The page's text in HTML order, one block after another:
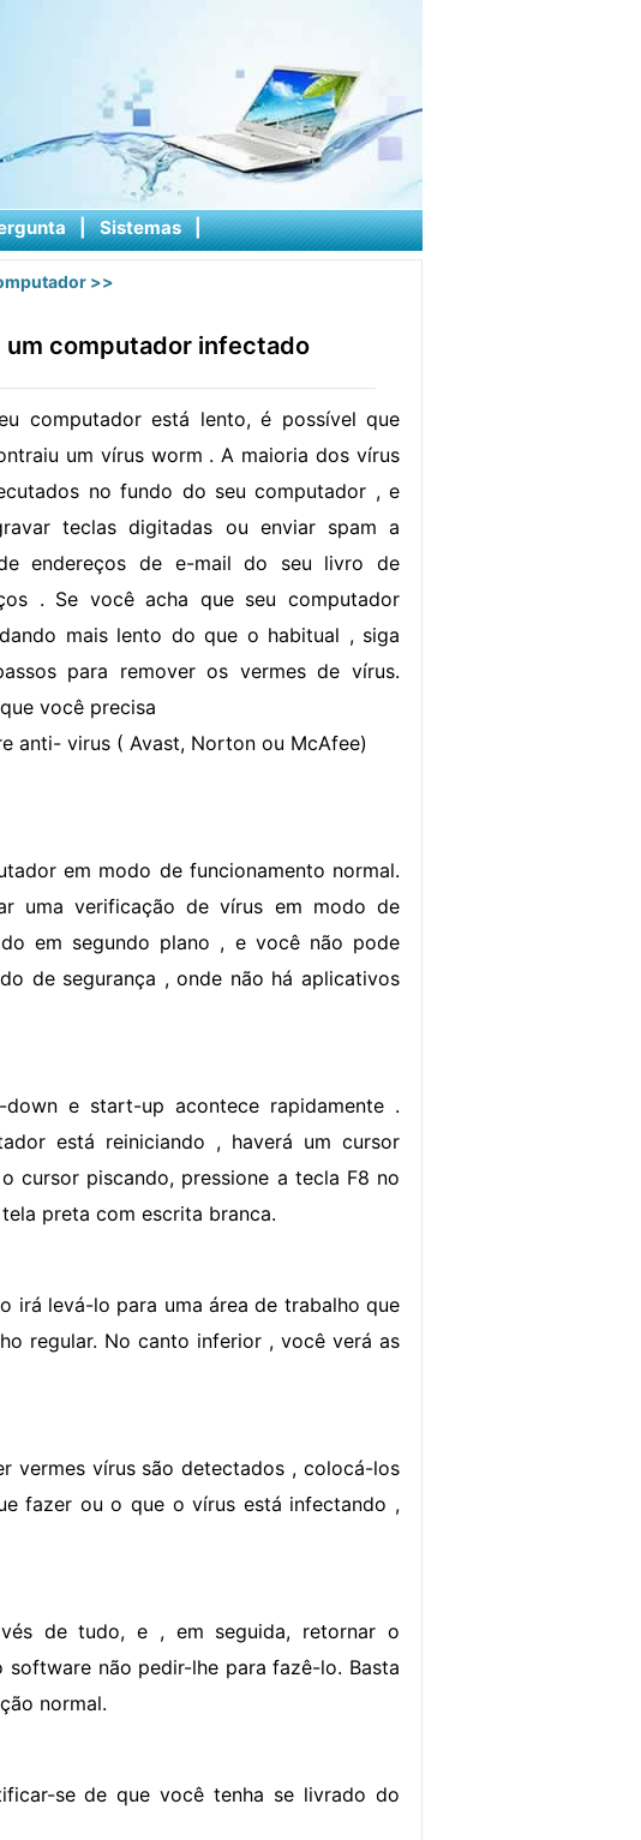
| Sistemas |
>>
um computador infectado
computador está lento, é possível que
um vírus worm . A maioria dos vírus
no fundo do seu computador , e
teclas digitadas ou enviar spam a
endereços de e-mail do seu livro de
. Se você acha que seu computador
mais lento do que o habitual , siga
para remover os vermes de vírus.
você precisa
anti- virus ( Avast, Norton ou McAfee)
em modo de funcionamento normal.
uma verificação de vírus em modo de
em segundo plano , e você não pode
de segurança , onde não há aplicativos
e start-up acontece rapidamente .
está reiniciando , haverá um cursor
cursor piscando, pressione a tecla F8 no
preta com escrita branca.
irá levá-lo para uma área de trabalho que
regular. No canto inferior , você verá as
vermes vírus são detectados , colocá-los
fazer ou o que o vírus está infectando ,
de tudo, e , em seguida, retornar o
não pedir-lhe para fazê-lo. Basta
normal.
se de que você tenha se livrado do